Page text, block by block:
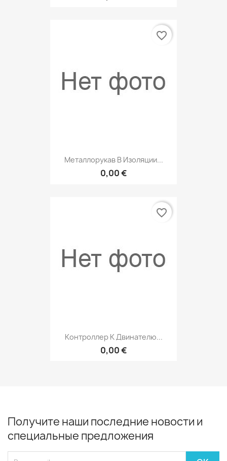
Металлорукав В Изоляции...
0,00 €
favorite_border
Контроллер К Двинателю...
0,00 €
favorite_border
Получите наши последние новости и
специальные предложения